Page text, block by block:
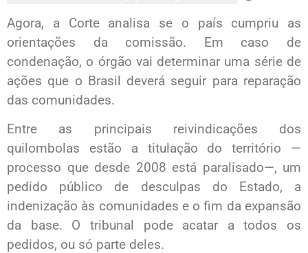
Agora, a Corte analisa se o país cumpriu as
orientações da comissão. Em caso de
condenação, o órgão vai determinar uma série de
ações que o Brasil deverá seguir para reparação
das comunidades.
Entre as principais reivindicações dos
quilombolas estão a titulação do território —
processo que desde 2008 está paralisado—, um
pedido público de desculpas do Estado, a
indenização às comunidades e o fim da expansão
da base. O tribunal pode acatar a todos os
pedidos, ou só parte deles.